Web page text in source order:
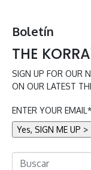
Boletín
THE
SIGN UP FOR OUR
ON OUR LATEST
ENTER YOUR EMAIL*